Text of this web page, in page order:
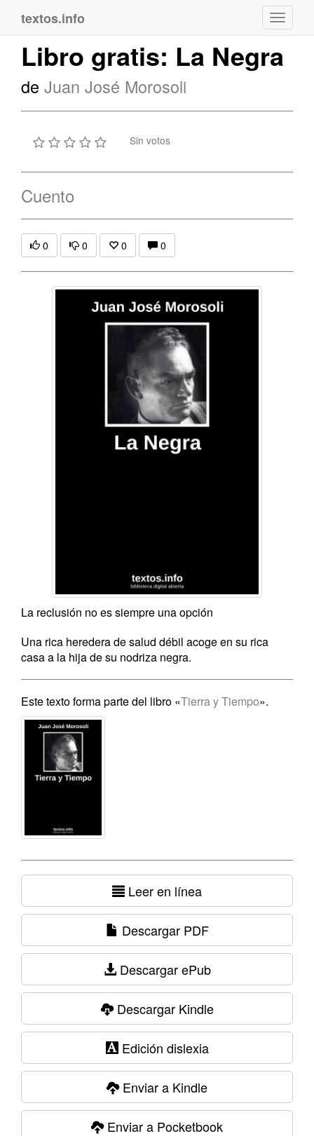
textos.info
Libro gratis: La Negra
de Juan José Morosoli
Sin votos
Cuento
0 0 0 0
La reclusión no es siempre una opción
Una rica heredera de salud débil acoge en su rica
casa a la hija de su nodriza negra.
Este texto forma parte del libro «Tierra y Tiempo».
Leer en línea
Descargar PDF
Descargar ePub
Descargar Kindle
Edición dislexia
Enviar a Kindle
Enviar a Pocketbook